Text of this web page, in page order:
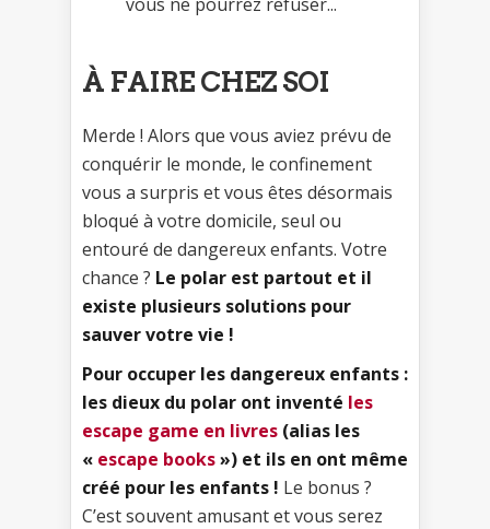
À FAIRE CHEZ SOI
Merde ! Alors que vous aviez prévu de
conquérir le monde, le confinement
vous a surpris et vous êtes désormais
bloqué à votre domicile, seul ou
entouré de dangereux enfants. Votre
chance ? Le polar est partout et il
existe plusieurs solutions pour
sauver votre vie !
Pour occuper les dangereux enfants :
les dieux du polar ont inventé les
escape game en livres (alias les
« escape books») et ils en ont même
créé pour les enfants ! Le bonus ?
C’est souvent amusant et vous serez